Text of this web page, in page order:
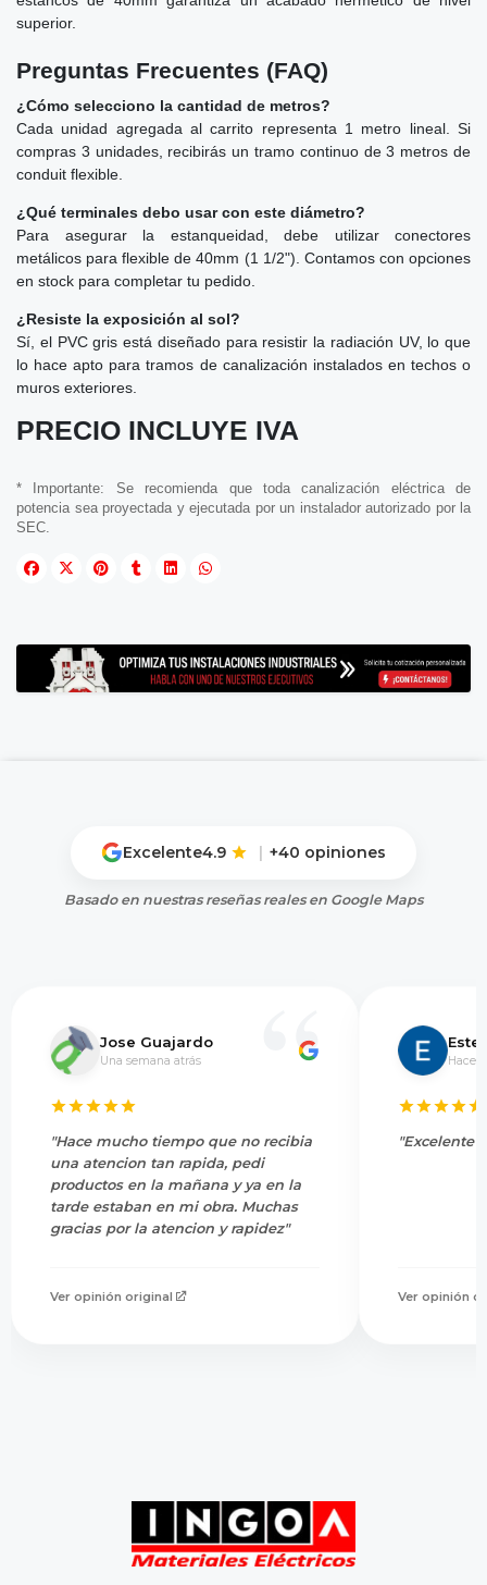
superior.
Preguntas Frecuentes (FAQ)
¿Cómo selecciono la cantidad de metros?
Cada unidad agregada al carrito representa 1 metro lineal. Si
compras 3 unidades, recibirás un tramo continuo de 3 metros de
conduit flexible.
¿Qué terminales debo usar con este diámetro?
Para asegurar la estanqueidad, debe utilizar conectores
metálicos para flexible de 40mm (1 1/2"). Contamos con opciones
en stock para completar tu pedido.
¿Resiste la exposición al sol?
Sí, el PVC gris está diseñado para resistir la radiación UV, lo que
lo hace apto para tramos de canalización instalados en techos o
muros exteriores.
PRECIO INCLUYE IVA
* Importante: Se recomienda que toda canalización eléctrica de
potencia sea proyectada y ejecutada por un instalador autorizado por la
SEC.
Excelente4.9 | +40 opiniones
Basado en nuestras reseñas reales en Google Maps
Jose Guajardo
Una semana atrás
"Hace mucho tiempo que no recibia
una atencion tan rapida, pedi
productos en la mañana y ya en la
tarde estaban en mi obra. Muchas
gracias por la atencion y rapidez"
Ver opinión original
Hace
"Excelente
Ver opinión